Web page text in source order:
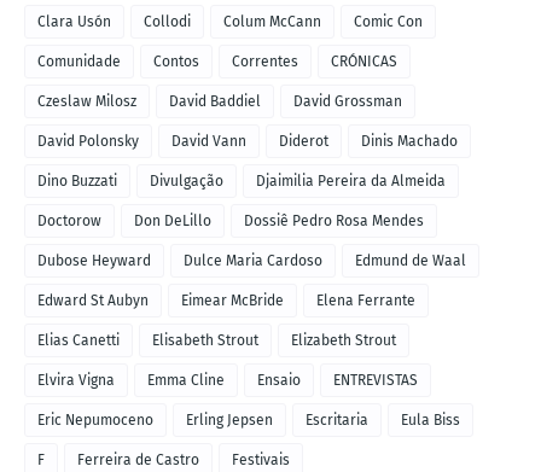
Clara Usón Collodi Colum McCann Comic Con
Comunidade Contos Correntes CRÓNICAS
Czeslaw Milosz David Baddiel David Grossman
David Polonsky David Vann Diderot Dinis Machado
Dino Buzzati Divulgação Djaimilia Pereira da Almeida
Doctorow Don DeLillo Dossiê Pedro Rosa Mendes
Dubose Heyward Dulce Maria Cardoso Edmund de Waal
Edward St Aubyn Eimear McBride Elena Ferrante
Elias Canetti Elisabeth Strout Elizabeth Strout
Elvira Vigna Emma Cline Ensaio ENTREVISTAS
Eric Nepumoceno Erling Jepsen Escritaria Eula Biss
F Ferreira de Castro Festivais